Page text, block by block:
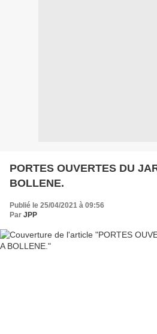
PORTES OUVERTES DU
BOLLENE.
Publié le 25/04/2021 à 09:56
Par JPP